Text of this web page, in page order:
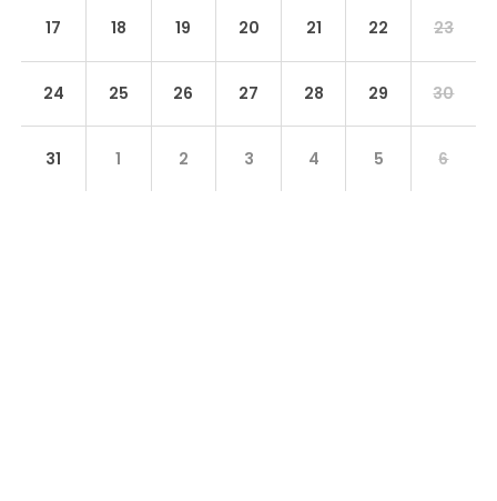
17 18 19 20 21 22 23
24 25 26 27 28 29 30
31 1 2 3 4 5 6